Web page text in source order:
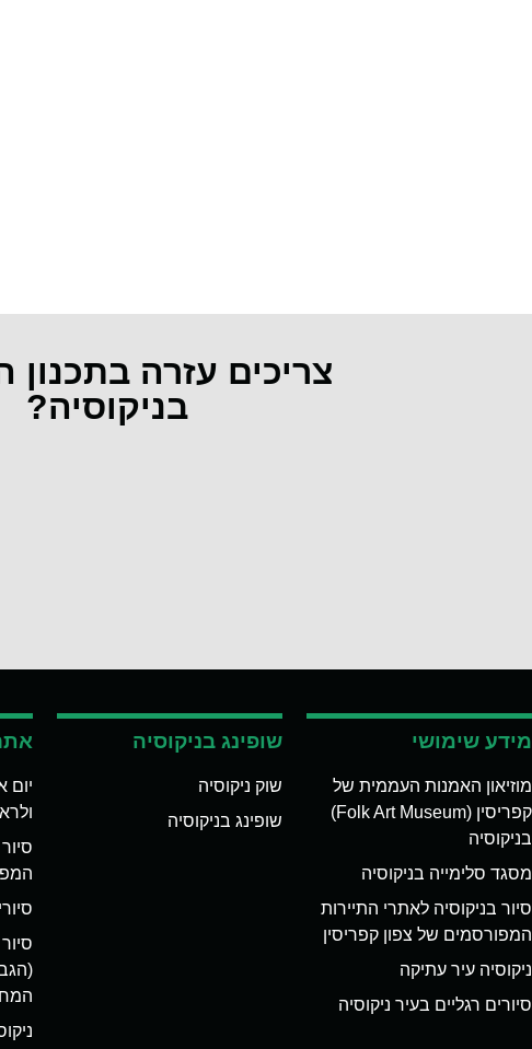
צריכים עזרה
בניקוסיה?
מידע שימושי
מוזיאון האמנות העממית של
קפריסין (Folk Art Museum)
בניקוסיה
מסגד סלימייה בניקוסיה
סיור בניקוסיה לאתרי התיירות
המפורסמים של צפון קפריסין
ניקוסיה עיר עתיקה
סיורים רגליים בעיר ניקוסיה
שופינג בניקוסיה
שוק ניקוסיה
שופינג בניקוסיה
יום